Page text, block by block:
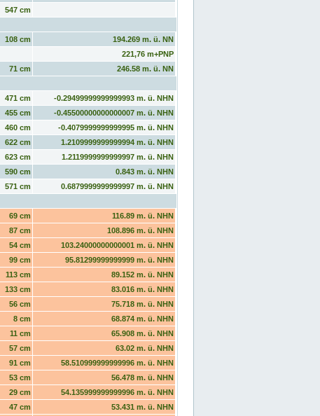
547 cm
108 cm
194.269 m. ü. NN
221,76 m+PNP
71 cm
246.58 m. ü. NN
471 cm
-0.29499999999999993 m. ü. NHN
455 cm
-0.45500000000000007 m. ü. NHN
460 cm
-0.4079999999999995 m. ü. NHN
622 cm
1.2109999999999994 m. ü. NHN
623 cm
1.2119999999999997 m. ü. NHN
590 cm
0.843 m. ü. NHN
571 cm
0.6879999999999997 m. ü. NHN
69 cm
116.89 m. ü. NHN
87 cm
108.896 m. ü. NHN
54 cm
103.24000000000001 m. ü. NHN
99 cm
95.81299999999999 m. ü. NHN
113 cm
89.152 m. ü. NHN
133 cm
83.016 m. ü. NHN
56 cm
75.718 m. ü. NHN
8 cm
68.874 m. ü. NHN
11 cm
65.908 m. ü. NHN
57 cm
63.02 m. ü. NHN
91 cm
58.510999999999996 m. ü. NHN
53 cm
56.478 m. ü. NHN
29 cm
54.135999999999996 m. ü. NHN
47 cm
53.431 m. ü. NHN